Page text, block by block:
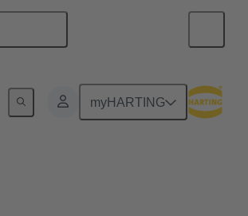
myHARTING